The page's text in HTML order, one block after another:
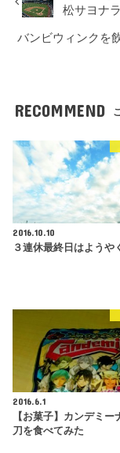
松サヨナ
バンビウィンクを
RECOMMEND
2016.10.10
３連休最終日はようや
2016.6.1
【お菓子】カンデミー
刀を食べてみた